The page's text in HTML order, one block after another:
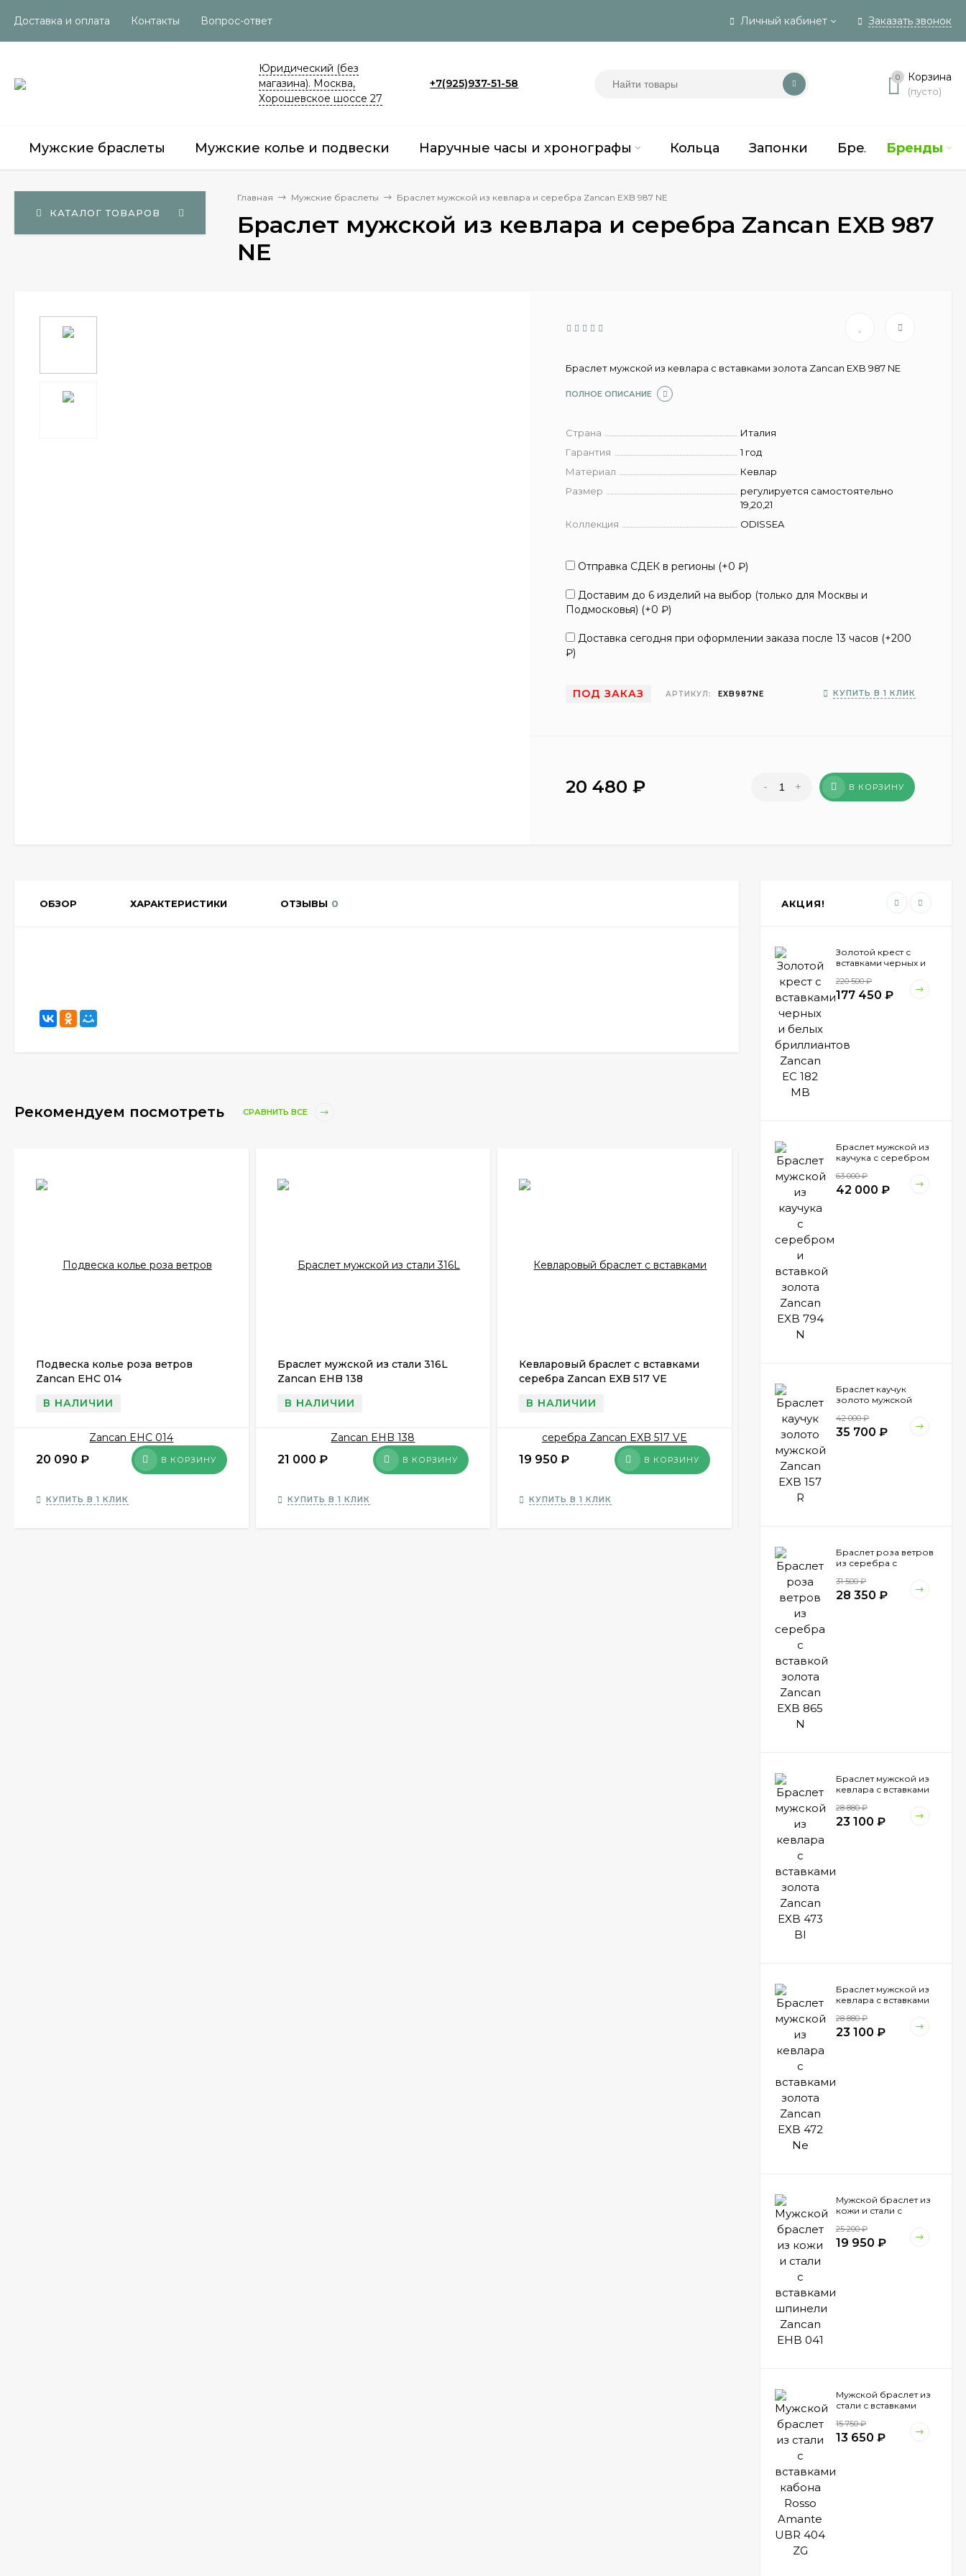
Личный кабинет Заказать звонок
Доставка и оплата Контакты Вопрос-ответ
Юридический (без
магазина). Москва,
Хорошевское шоссе 27
+7(925)937-51-58 0 Корзина
(пусто)
Бренды
Мужские браслеты Мужские колье и подвески Наручные часы и хронографы Кольца Запонки Брелки, зажимы
КАТАЛОГ ТОВАРОВ
Главная Мужские браслеты Браслет мужской из кевлара и серебра Zancan EXB 987 NE
Браслет мужской из кевлара и серебра Zancan EXB 987
NE
Браслет мужской из кевлара с вставками золота Zancan EXB 987 NE
ПОЛНОЕ ОПИСАНИЕ
Страна
Италия
Гарантия
1 год
Материал
Кевлар
Размер
регулируется самостоятельно
19,20,21
Коллекция
ODISSEA
Отправка СДЕК в регионы (+0₽)
Доставим до 6 изделий на выбор (только для Москвы и
Подмосковья) (+0₽)
Доставка сегодня при оформлении заказа после 13 часов (+200
₽)
ПОД ЗАКАЗ АРТИКУЛ: EXB987NE КУПИТЬ В 1 КЛИК
20 480₽ - + В КОРЗИНУ
ОБЗОР ХАРАКТЕРИСТИКИ ОТЗЫВЫ 0
Рекомендуем посмотреть СРАВНИТЬ ВСЕ
Подвеска колье роза ветров
Zancan EHC 014
В НАЛИЧИИ
20 090 ₽ В КОРЗИНУ
КУПИТЬ В 1 КЛИК
Браслет мужской из стали 316L
Zancan EHB 138
В НАЛИЧИИ
21 000 ₽ В КОРЗИНУ
КУПИТЬ В 1 КЛИК
Кевларовый браслет с вставками
серебра Zancan EXB 517 VE
В НАЛИЧИИ
19 950 ₽ В КОРЗИНУ
КУПИТЬ В 1 КЛИК
Zancan EHB 041
В НАЛИЧИИ
25 200₽
19 950₽
КУПИТЬ В 1 КЛИК
АКЦИЯ!
Золотой крест с
вставками черных и
Zancan EC 182 MB
220 500₽
177 450 ₽
Браслет мужской из
каучука с серебром
Zancan EXB 794 N
63 000₽
42 000 ₽
Браслет каучук
золото мужской
42 000₽
35 700 ₽
Браслет роза ветров
из серебра с
Zancan EXB 865 N
31 500₽
28 350 ₽
Браслет мужской из
кевлара с вставками
473 BI
28 880₽
23 100 ₽
Браслет мужской из
кевлара с вставками
472 Ne
28 880₽
23 100 ₽
Мужской браслет из
кожи и стали с
Zancan EHB 041
25 200₽
19 950 ₽
Мужской браслет из
стали с вставками
UBR 404 ZG
15 750₽
13 650 ₽